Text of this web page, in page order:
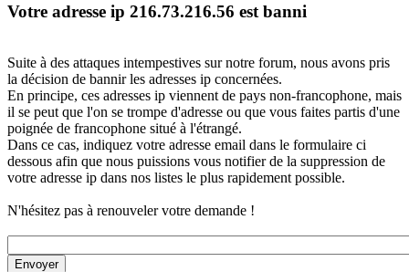
Votre adresse ip 216.73.216.56 est banni
Suite à des attaques intempestives sur notre forum, nous avons pris
la décision de bannir les adresses ip concernées.
En principe, ces adresses ip viennent de pays non-francophone, mais
il se peut que l'on se trompe d'adresse ou que vous faites partis d'une
poignée de francophone situé à l'étrangé.
Dans ce cas, indiquez votre adresse email dans le formulaire ci
dessous afin que nous puissions vous notifier de la suppression de
votre adresse ip dans nos listes le plus rapidement possible.
N'hésitez pas à renouveler votre demande !